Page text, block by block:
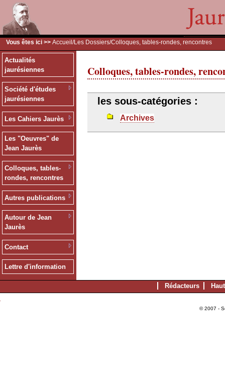
Vous êtes ici >> Accueil /Les Dossiers/Colloques, tables-rondes, rencontres
Actualités
jaurésiennes
Société d'études
jaurésiennes
Les Cahiers Jaurès
Les "Oeuvres" de
Jean Jaurès
Colloques, tables-
rondes, rencontres
Autres publications
Autour de Jean
Jaurès
Contact
Lettre d'information
Colloques, tables-rondes,
les sous-catégories :
Archives
Rédacteurs
© 2007 -